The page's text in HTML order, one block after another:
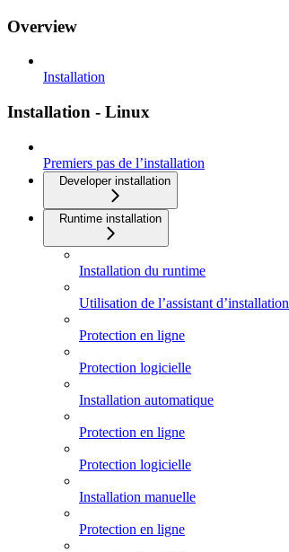
Overview
Installation
Installation - Linux
Premiers pas de l’installation
Developer installation
Runtime installation
Installation du runtime
Utilisation de l’assistant d’installation
Protection en ligne
Protection logicielle
Installation automatique
Protection en ligne
Protection logicielle
Installation manuelle
Protection en ligne